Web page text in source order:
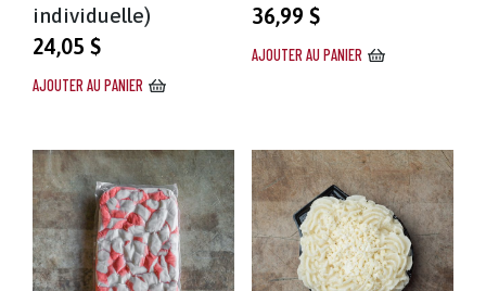
individuelle)
24,05 $
AJOUTER AU PANIER
36,99 $
AJOUTER AU PANIER